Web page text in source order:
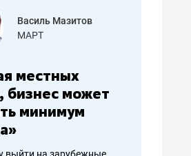
Роман Ободец
«Готовые решения»
вообще,